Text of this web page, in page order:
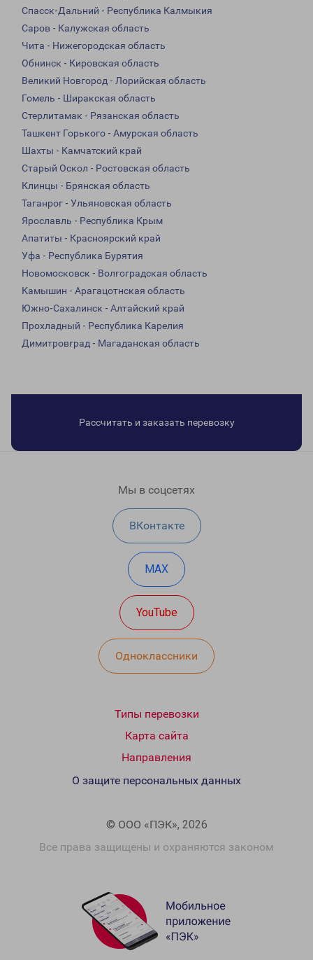
Спасск-Дальний - Республика Калмыкия
Саров - Калужская область
Чита - Нижегородская область
Обнинск - Кировская область
Великий Новгород - Лорийская область
Гомель - Ширакская область
Стерлитамак - Рязанская область
Ташкент Горького - Амурская область
Шахты - Камчатский край
Старый Оскол - Ростовская область
Клинцы - Брянская область
Таганрог - Ульяновская область
Ярославль - Республика Крым
Апатиты - Красноярский край
Уфа - Республика Бурятия
Новомосковск - Волгоградская область
Камышин - Арагацотнская область
Южно-Сахалинск - Алтайский край
Прохладный - Республика Карелия
Димитровград - Магаданская область
Рассчитать и заказать перевозку
Мы в соцсетях
ВКонтакте
MAX
YouTube
Одноклассники
Типы перевозки
Карта сайта
Направления
© ООО «ПЭК», 2026
Все права защищены и охраняются законом
О защите персональных данных